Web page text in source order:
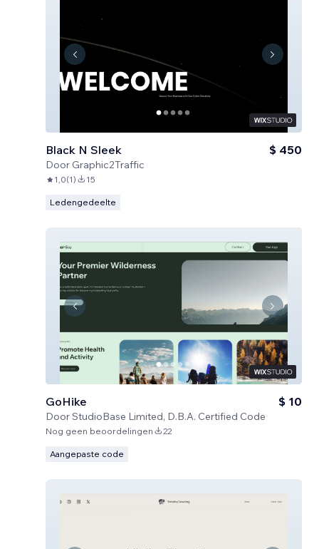
Black N Sleek
Door Graphic2Traffic
$ 450
1,0(1) 15
Ledengedeelte
GoHike
DoorStudioBase Limited, D.B.A. Certified Code
$ 10
Nog geen beoordelingen 22
Aangepaste code